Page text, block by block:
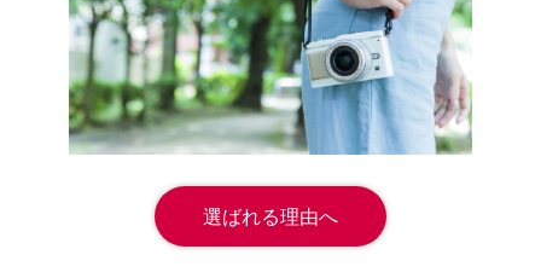
選ばれる理由へ